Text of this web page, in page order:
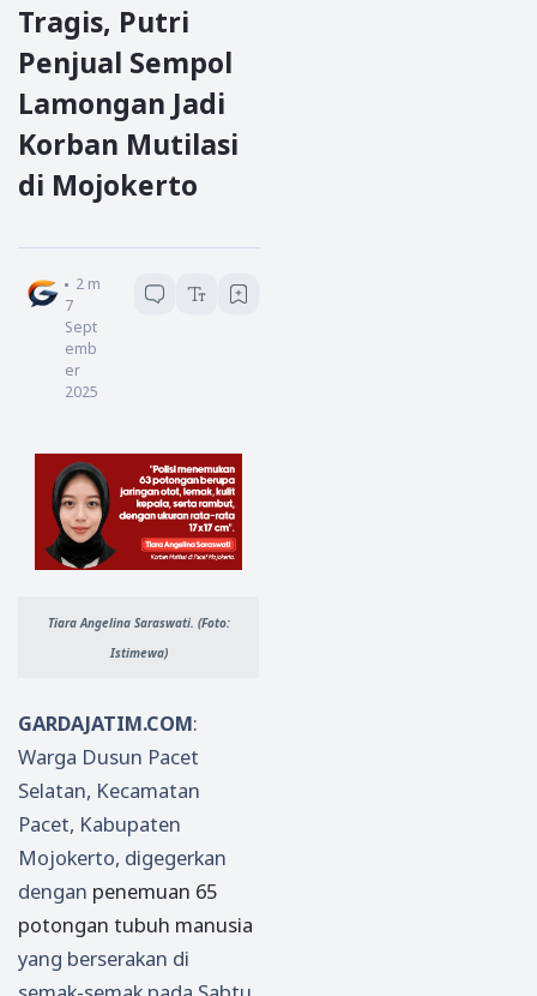
Tragis, Putri
Penjual Sempol
Lamongan Jadi
Korban Mutilasi
di Mojokerto
Redaksi Garda Jatim
2menit baca
7
Sept
emb
er
2025
Tiara Angelina Saraswati. (Foto:
Istimewa)
GARDAJATIM.COM:
Warga Dusun Pacet
Selatan, Kecamatan
Pacet, Kabupaten
Mojokerto, digegerkan
dengan penemuan 65
potongan tubuh manusia
yang berserakan di